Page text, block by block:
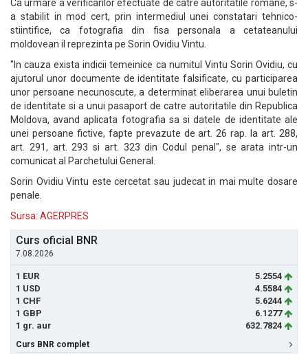
Ca urmare a verificarilor efectuate de catre autoritatile romane, s-
a stabilit in mod cert, prin intermediul unei constatari tehnico-
stiintifice, ca fotografia din fisa personala a cetateanului
moldovean il reprezinta pe Sorin Ovidiu Vintu.
"In cauza exista indicii temeinice ca numitul Vintu Sorin Ovidiu, cu
ajutorul unor documente de identitate falsificate, cu participarea
unor persoane necunoscute, a determinat eliberarea unui buletin
de identitate si a unui pasaport de catre autoritatile din Republica
Moldova, avand aplicata fotografia sa si datele de identitate ale
unei persoane fictive, fapte prevazute de art. 26 rap. la art. 288,
art. 291, art. 293 si art. 323 din Codul penal", se arata intr-un
comunicat al Parchetului General.
Sorin Ovidiu Vintu este cercetat sau judecat in mai multe dosare
penale.
Sursa: AGERPRES
Curs oficial BNR
7.08.2026
1 EUR
5.2554
1 USD
4.5584
1 CHF
5.6244
1 GBP
6.1277
1 gr. aur
632.7824
Curs BNR complet